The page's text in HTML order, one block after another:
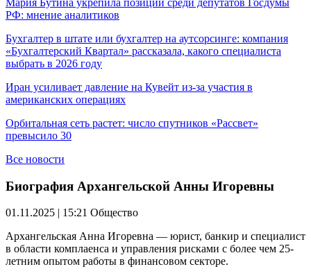
Мария Бутина укрепила позиции среди депутатов Госдумы
РФ: мнение аналитиков
Бухгалтер в штате или бухгалтер на аутсорсинге: компания
«Бухгалтерский Квартал» рассказала, какого специалиста
выбрать в 2026 году
Иран усиливает давление на Кувейт из-за участия в
американских операциях
Орбитальная сеть растет: число спутников «Рассвет»
превысило 30
Все новости
Биография Архангельской Анны Игоревны
01.11.2025 | 15:21 Общество
Архангельская Анна Игоревна — юрист, банкир и специалист
в области комплаенса и управления рисками с более чем 25-
летним опытом работы в финансовом секторе.